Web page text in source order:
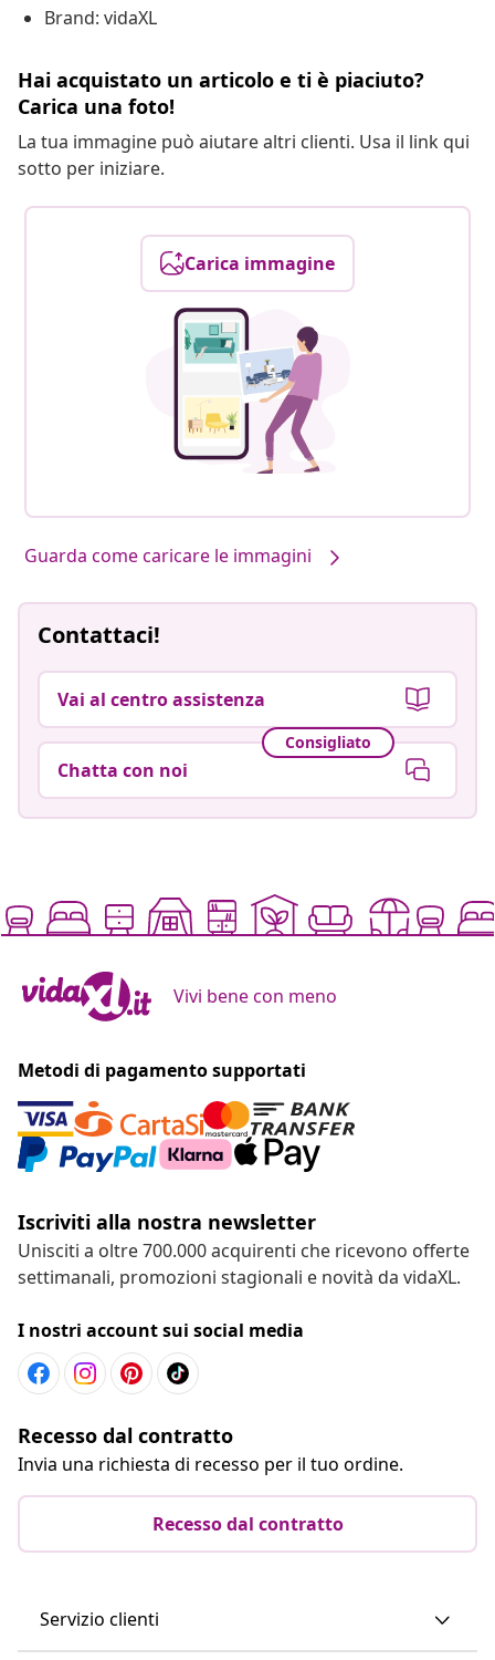
Brand: vidaXL
Hai acquistato un articolo e ti è piaciuto?
Carica una foto!
La tua immagine può aiutare altri clienti. Usa il link qui
sotto per iniziare.
Carica immagine
Guarda come caricare le immagini
Contattaci!
Vai al centro assistenza
Consigliato
Chatta con noi
Vivi bene con meno
Metodi di pagamento supportati
Iscriviti alla nostra newsletter
Unisciti a oltre 700.000 acquirenti che ricevono offerte
settimanali, promozioni stagionali e novità da vidaXL.
I nostri account sui social media
Recesso dal contratto
Invia una richiesta di recesso per il tuo ordine.
Recesso dal contratto
Servizio clienti